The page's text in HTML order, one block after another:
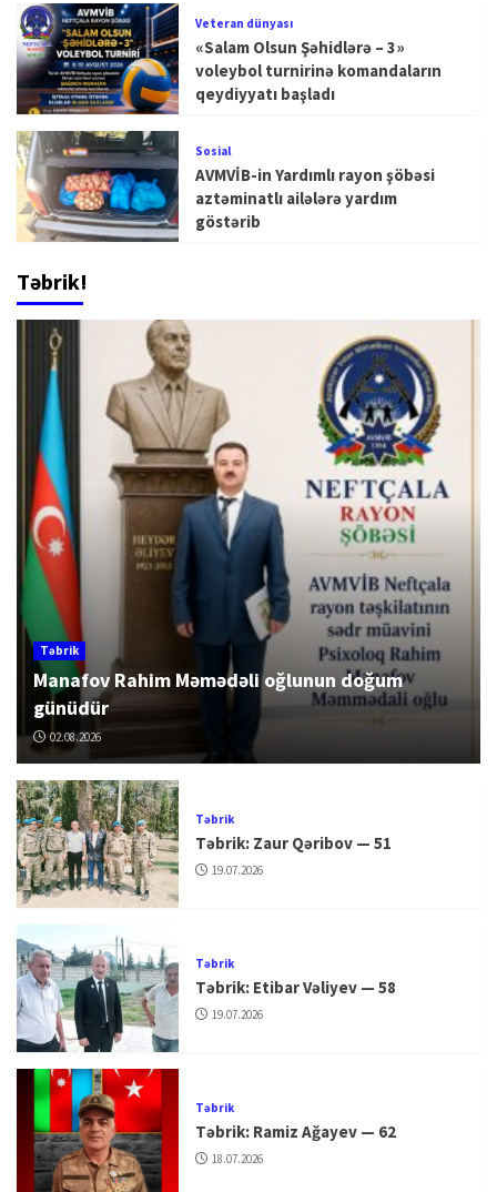
Veteran dünyası
«Salam Olsun Şəhidlərə – 3»
voleybol turnirinə komandaların
qeydiyyatı başladı
Sosial
AVMVİB-in Yardımlı rayon şöbəsi
aztəminatlı ailələrə yardım
göstərib
Təbrik!
Təbrik
Manafov Rahim Məmədəli oğlunun doğum
günüdür
02.08.2026
Təbrik
Təbrik: Zaur Qəribov — 51
19.07.2026
Təbrik
Təbrik: Etibar Vəliyev — 58
19.07.2026
Təbrik
Təbrik: Ramiz Ağayev — 62
18.07.2026